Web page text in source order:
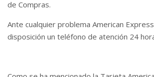
de Compras.
Ante cualquier problema American
disposición un teléfono de atención 24